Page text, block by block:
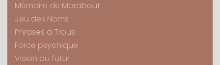
Mémoire de Marabout
Jeu des Noms
Phrases à Trous
Force psychique
Vision du futur